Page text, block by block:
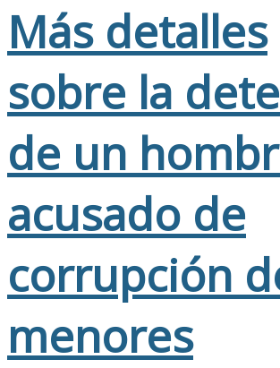
Más detalles
sobre la
de un
acusado de
corrupción
menores